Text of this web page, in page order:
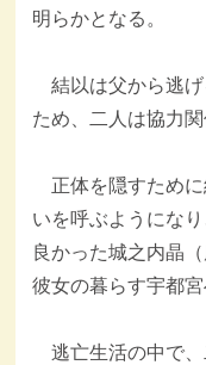
明らかとなる。
結以は父から逃げ
ため、二人は協力
正体を隠すために
いを呼ぶようにな
良かった城之内晶
彼女の暮らす宇都宮
逃亡生活の中で、